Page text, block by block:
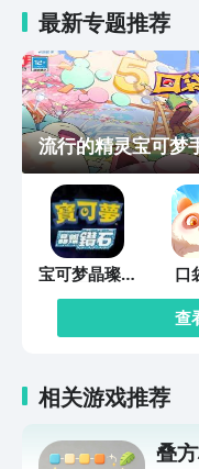
最新专题推荐
流行的精灵宝可梦
宝可梦晶璨钻
石
口
查
相关游戏推荐
叠